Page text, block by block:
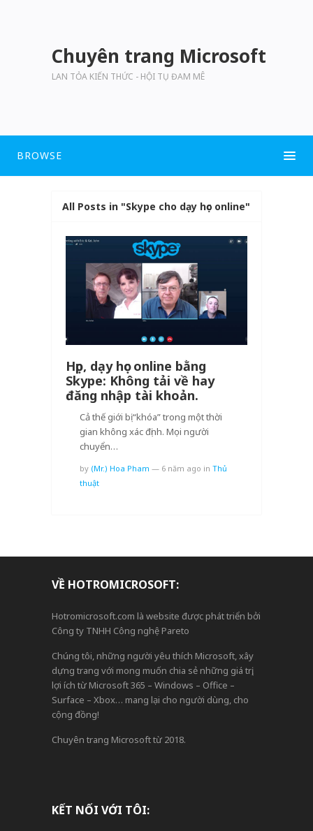
Chuyên trang Microsoft
LAN TỎA KIẾN THỨC - HỘI TỤ ĐAM MÊ
BROWSE
All Posts in "Skype cho dạy học online"
Họp, dạy học online bằng
Skype: Không tải về hay
đăng nhập tài khoản.
Cả thế giới bị “khóa” trong một thời
gian không xác định. Mọi người
chuyển…
by (Mr.) Hoa Pham — 6 năm ago in Thủ
thuật
VỀ HOTROMICROSOFT:
Hotromicrosoft.com là website được phát triển bởi
Công ty TNHH Công nghệ Pareto
Chúng tôi, những người yêu thích Microsoft, xây
dựng trang với mong muốn chia sẻ những giá trị,
lợi ích từ Microsoft 365 – Windows – Office –
Surface – Xbox… mang lại cho người dùng, cho
cộng đồng!
Chuyên trang Microsoft từ 2018.
KẾT NỐI VỚI TÔI: